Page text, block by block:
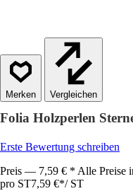
Vergleichen
Folia Holzperlen
Erste Bewertung schreiben
Preis — 7,59 € * Alle Preise
pro ST7,59 €*/ ST